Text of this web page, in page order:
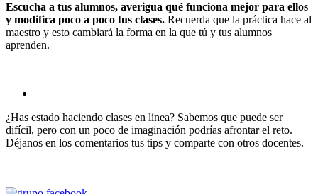
Escucha a tus alumnos, averigua qué funciona mejor para ellos
y modifica poco a poco tus clases. Recuerda que la práctica hace al
maestro y esto cambiará la forma en la que tú y tus alumnos
aprenden.
¿Has estado haciendo clases en línea? Sabemos que puede ser
difícil, pero con un poco de imaginación podrías afrontar el reto.
Déjanos en los comentarios tus tips y comparte con otros docentes.